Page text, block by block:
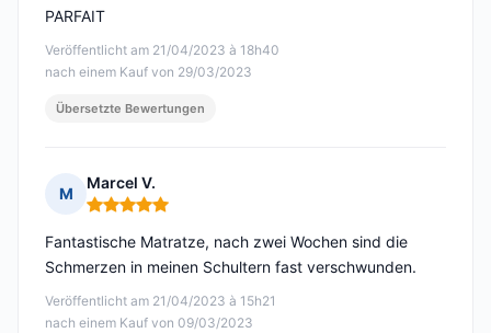
Veröffentlicht am 21/04/2023 à 18h40
nach einem Kauf von 29/03/2023
PARFAIT
Übersetzte Bewertungen
M
Marcel V.
Hinweis: 5 von 5
Veröffentlicht am 21/04/2023 à 15h21
nach einem Kauf von 09/03/2023
Fantastische Matratze, nach zwei Wochen sind die
Schmerzen in meinen Schultern fast verschwunden.